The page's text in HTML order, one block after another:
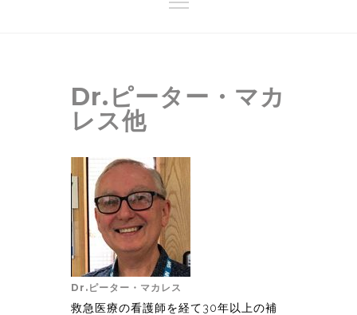
Dr.ピーター・マカ
レス他
Dr.ピーター・マカレス
救急医療の看護師を経て30年以上の補